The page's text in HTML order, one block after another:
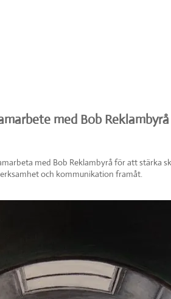
med Bob Reklambyrå
med Bob Reklambyrå för att stärka
och kommunikation framåt.